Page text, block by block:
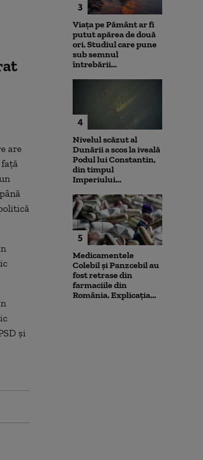
are
şi
3
Viața pe Pământ ar fi
putut apărea de două
ori. Studiul care pune
sub semnul
întrebării...
4
Nivelul scăzut al
Dunării a scos la iveală
Podul lui Constantin,
din timpul
Imperiului...
5
Medicamentele
Colebil și Panzcebil au
fost retrase din
farmaciile din
România. Explicația...